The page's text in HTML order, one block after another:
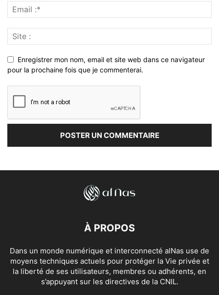
Enregistrer mon nom, email et site web dans ce navigateur
pour la prochaine fois que je commenterai.
À PROPOS
Dans un monde numérique et interconnecté alNas use de
moyens techniques actuels pour protéger la Vie privée et
la liberté de ses utilisateurs, membres ou adhérents, en
s’appuyant sur les directives de la CNIL.